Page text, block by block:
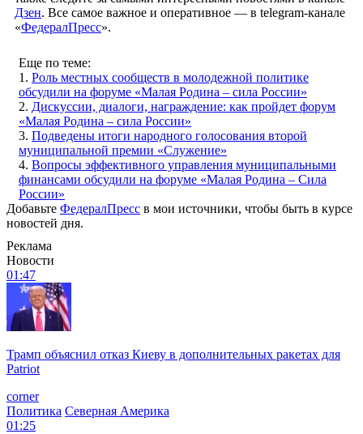
Дзен. Все самое важное и оперативное — в telegram-канале
«ФедералПресс».
Еще по теме:
1. Роль местных сообществ в молодежной политике
обсудили на форуме «Малая Родина – сила России»
2. Дискуссии, диалоги, награждение: как пройдет форум
«Малая Родина – сила России»
3. Подведены итоги народного голосования второй
муниципальной премии «Служение»
4. Вопросы эффективного управления муниципальными
финансами обсудили на форуме «Малая Родина – Сила
России»
Добавьте ФедералПресс в мои источники, чтобы быть в курсе
новостей дня.
Реклама
Новости
01:47
Трамп объяснил отказ Киеву в дополнительных ракетах для
Patriot
corner
Политика Северная Америка
01:25